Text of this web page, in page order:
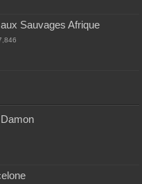
Sauvages Afrique